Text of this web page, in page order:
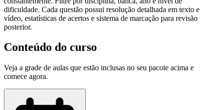
dificuldade. Cada questão possui resolução detalhada em texto e
vídeo, estatísticas de acertos e sistema de marcação para revisão
posterior.
Conteúdo do curso
Veja a grade de aulas que estão inclusas no seu pacote acima e
comece agora.